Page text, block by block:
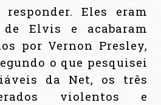
Eles eram
de Elvis e acabaram
por Vernon Presley,
o que pesquisei
da Net, os três
violentos e